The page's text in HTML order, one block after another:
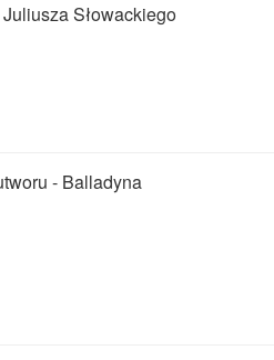
Słowackiego
- Balladyna